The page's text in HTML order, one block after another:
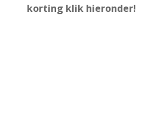
korting klik hieronder!